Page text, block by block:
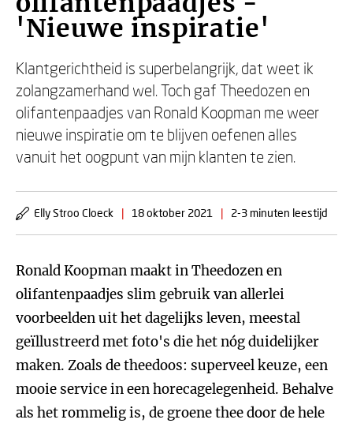
'Nieuwe inspiratie'
Klantgerichtheid is superbelangrijk, dat weet ik
zolangzamerhand wel. Toch gaf Theedozen en
olifantenpaadjes van Ronald Koopman me weer
nieuwe inspiratie om te blijven oefenen alles
vanuit het oogpunt van mijn klanten te zien.
Elly Stroo Cloeck | 18 oktober 2021 | 2-3 minuten leestijd
Ronald Koopman maakt in Theedozen en
olifantenpaadjes slim gebruik van allerlei
voorbeelden uit het dagelijks leven, meestal
geïllustreerd met foto's die het nóg duidelijker
maken. Zoals de theedoos: superveel keuze, een
mooie service in een horecagelegenheid. Behalve
als het rommelig is, de groene thee door de hele